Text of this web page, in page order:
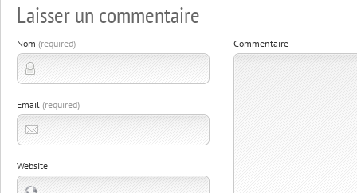
Laisser un commentaire
Nom (required)
Email (required)
Website
Commentaire